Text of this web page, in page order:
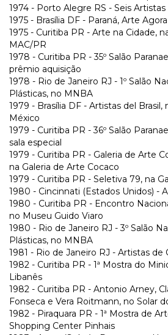
1974 - Porto Alegre RS - Seis
1975 - Brasília DF - Paraná, Arte Agora
1975 - Curitiba PR - Arte na Cidade,
MAC/PR
1978 - Curitiba PR - 35º Salão
prêmio aquisição
1978 - Rio de Janeiro RJ - 1º Salão
Plásticas, no MNBA
1979 - Brasília DF - Artistas del Brasil,
México
1979 - Curitiba PR - 36º Salão
sala especial
1979 - Curitiba PR - Galeria de Arte
na Galeria de Arte Cocaco
1979 - Curitiba PR - Seletiva 79, na
1980 - Cincinnati (Estados Unidos) -
1980 - Curitiba PR - Encontro
no Museu Guido Viaro
1980 - Rio de Janeiro RJ - 3º Salão
Plásticas, no MNBA
1981 - Rio de Janeiro RJ - Artistas de
1982 - Curitiba PR - 1ª Mostra do
Libanês
1982 - Curitiba PR - Antonio Arney,
Fonseca e Vera Roitmann, no Solar
1982 - Piraquara PR - 1ª Mostra de
Shopping Center Pinhais